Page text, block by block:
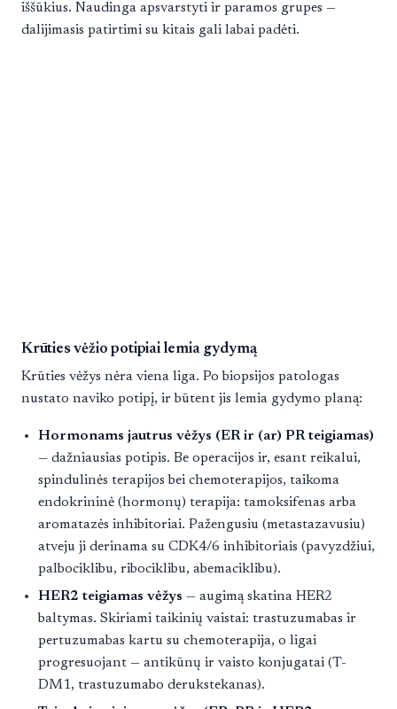
iššūkius. Naudinga apsvarstyti ir paramos grupes —
dalijimasis patirtimi su kitais gali labai padėti.
Krūties vėžio potipiai lemia gydymą
Krūties vėžys nėra viena liga. Po biopsijos patologas
nustato naviko potipį, ir būtent jis lemia gydymo planą:
Hormonams jautrus vėžys (ER ir (ar) PR teigiamas)
— dažniausias potipis. Be operacijos ir, esant reikalui,
spindulinės terapijos bei chemoterapijos, taikoma
endokrininė (hormonų) terapija: tamoksifenas arba
aromatazės inhibitoriai. Pažengusiu (metastazavusiu)
atveju ji derinama su CDK4/6 inhibitoriais (pavyzdžiui,
palbociklibu, ribociklibu, abemaciklibu).
HER2 teigiamas vėžys — augimą skatina HER2
baltymas. Skiriami taikinių vaistai: trastuzumabas ir
pertuzumabas kartu su chemoterapija, o ligai
progresuojant — antikūnų ir vaisto konjugatai (T-
DM1, trastuzumabo derukstekanas).